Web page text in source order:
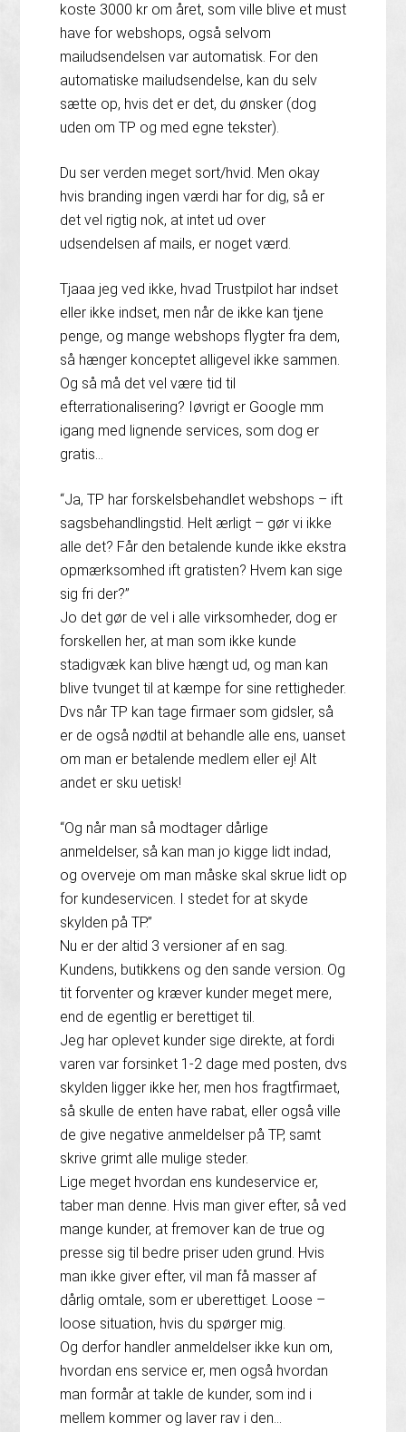
koste 3000 kr om året, som ville blive et must
have for webshops, også selvom
mailudsendelsen var automatisk. For den
automatiske mailudsendelse, kan du selv
sætte op, hvis det er det, du ønsker (dog
uden om TP og med egne tekster).
Du ser verden meget sort/hvid. Men okay
hvis branding ingen værdi har for dig, så er
det vel rigtig nok, at intet ud over
udsendelsen af mails, er noget værd.
Tjaaa jeg ved ikke, hvad Trustpilot har indset
eller ikke indset, men når de ikke kan tjene
penge, og mange webshops flygter fra dem,
så hænger konceptet alligevel ikke sammen.
Og så må det vel være tid til
efterrationalisering? Iøvrigt er Google mm
igang med lignende services, som dog er
gratis…
“Ja, TP har forskelsbehandlet webshops – ift
sagsbehandlingstid. Helt ærligt – gør vi ikke
alle det? Får den betalende kunde ikke ekstra
opmærksomhed ift gratisten? Hvem kan sige
sig fri der?”
Jo det gør de vel i alle virksomheder, dog er
forskellen her, at man som ikke kunde
stadigvæk kan blive hængt ud, og man kan
blive tvunget til at kæmpe for sine rettigheder.
Dvs når TP kan tage firmaer som gidsler, så
er de også nødtil at behandle alle ens, uanset
om man er betalende medlem eller ej! Alt
andet er sku uetisk!
“Og når man så modtager dårlige
anmeldelser, så kan man jo kigge lidt indad,
og overveje om man måske skal skrue lidt op
for kundeservicen. I stedet for at skyde
skylden på TP.”
Nu er der altid 3 versioner af en sag.
Kundens, butikkens og den sande version. Og
tit forventer og kræver kunder meget mere,
end de egentlig er berettiget til.
Jeg har oplevet kunder sige direkte, at fordi
varen var forsinket 1-2 dage med posten, dvs
skylden ligger ikke her, men hos fragtfirmaet,
så skulle de enten have rabat, eller også ville
de give negative anmeldelser på TP, samt
skrive grimt alle mulige steder.
Lige meget hvordan ens kundeservice er,
taber man denne. Hvis man giver efter, så ved
mange kunder, at fremover kan de true og
presse sig til bedre priser uden grund. Hvis
man ikke giver efter, vil man få masser af
dårlig omtale, som er uberettiget. Loose –
loose situation, hvis du spørger mig.
Og derfor handler anmeldelser ikke kun om,
hvordan ens service er, men også hvordan
man formår at takle de kunder, som ind i
mellem kommer og laver rav i den…